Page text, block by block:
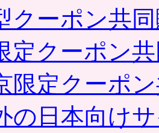
クーポン共
定クーポン
限定クーポ
の日本向け